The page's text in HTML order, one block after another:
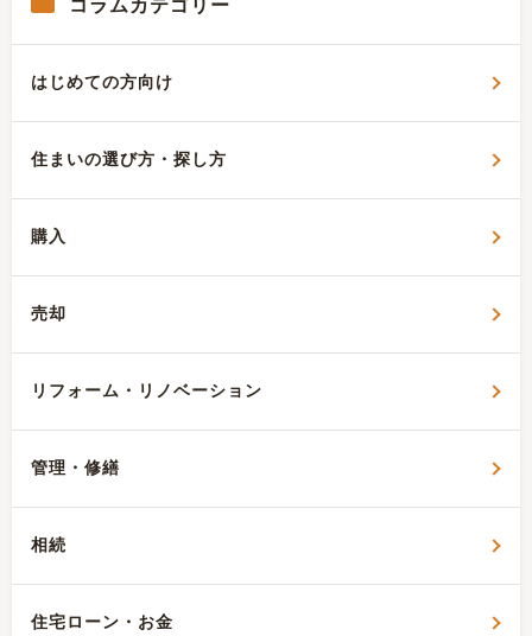
コラムカテゴリー
はじめての方向け
住まいの選び方・探し方
購入
売却
リフォーム・リノベーション
管理・修繕
相続
住宅ローン・お金